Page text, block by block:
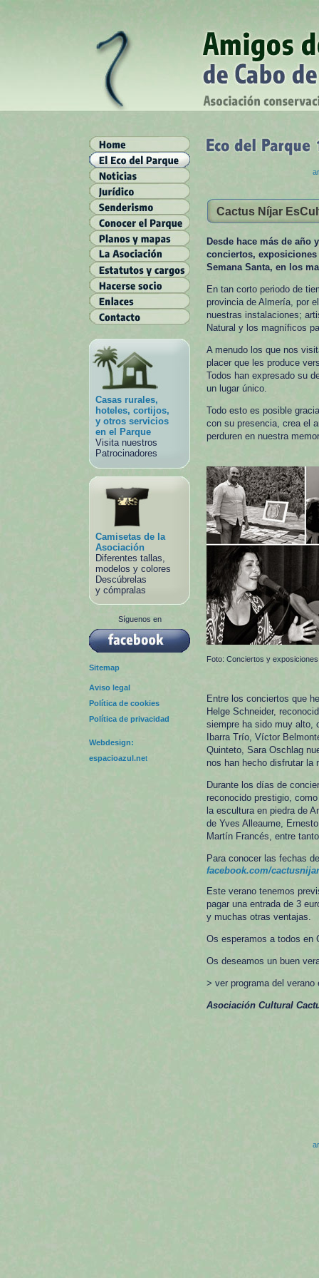
Casas rurales,
hoteles, cortijos,
y otros servicios
en el Parque
Visita nuestros
Patrocinadores
Camisetas de la
Asociación
Diferentes tallas,
modelos y colores
Descúbrelas
y cómpralas
Síguenos en
Sitemap
Aviso legal
Política de cookies
Política de privacidad
Webdesign:
espacioazul.net
Cactus Níjar
Desde hace más de
conciertos,
Semana Santa, en los
En tan corto periodo de
provincia de Almería, por
nuestras instalaciones;
Natural y los magníficos
A menudo los que nos
placer que les produce
Todos han expresado su
un lugar único.
Todo esto es posible
con su presencia, crea el
perduren en nuestra
Foto: Conciertos y
Entre los conciertos que
Helge Schneider,
siempre ha sido muy alto,
Ibarra Trío, Víctor
Quinteto, Sara Oschlag
nos han hecho disfrutar la
Durante los días de
reconocido prestigio,
la escultura en piedra de
de Yves Alleaume,
Martín Francés, entre
Para conocer las fechas
facebook.com/
Este verano tenemos
pagar una entrada de 3
y muchas otras ventajas.
Os esperamos a todos en
Os deseamos un buen
> ver programa del
Asociación Cultural